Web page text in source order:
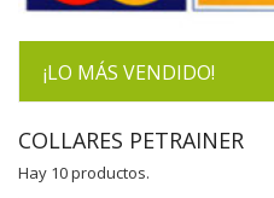
¡LO MÁS VENDIDO!
COLLARES PETRAINER
Hay 10 productos.